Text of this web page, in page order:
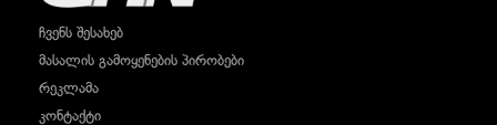
ჩვენს შესახებ
მასალის გამოყენების პირობები
რეკლამა
კონტაქტი